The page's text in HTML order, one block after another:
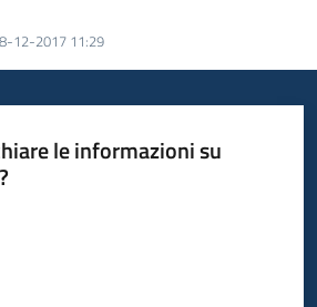
12-2017 11:29
le informazioni su